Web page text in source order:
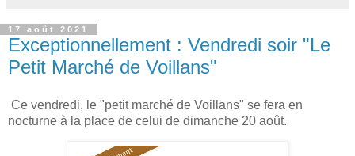
17 août 2021
Exceptionnellement : Vendredi soir "Le
Petit Marché de Voillans"
Ce vendredi, le "petit marché de Voillans" se fera en
nocturne à la place de celui de dimanche 20 août.